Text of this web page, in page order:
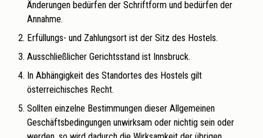
Änderungen bedürfen der Schriftform und bedürfen der
Annahme.
Erfüllungs- und Zahlungsort ist der Sitz des Hostels.
Ausschließlicher Gerichtsstand ist Innsbruck.
In Abhängigkeit des Standortes des Hostels gilt
österreichisches Recht.
Sollten einzelne Bestimmungen dieser Allgemeinen
Geschäftsbedingungen unwirksam oder nichtig sein oder